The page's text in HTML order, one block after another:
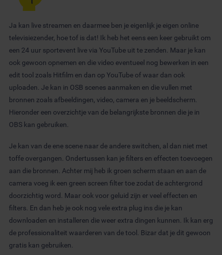
Ja kan live streamen en daarmee ben je eigenlijk je eigen online
televisiezender, hoe tof is dat! Ik heb het eens een keer gebruikt om
een 24 uur sportevent live via YouTube uit te zenden. Maar je kan
ook gewoon opnemen en die video eventueel nog bewerken in een
edit tool zoals Hitfilm en dan op YouTube of waar dan ook
uploaden. Je kan in OSB scenes aanmaken en die vullen met
bronnen zoals afbeeldingen, video, camera en je beeldscherm.
Hieronder een overzichtje van de belangrijkste bronnen die je in
OBS kan gebruiken.
Je kan van de ene scene naar de andere switchen, al dan niet met
toffe overgangen. Ondertussen kan je filters en effecten toevoegen
aan die bronnen. Achter mij heb ik groen scherm staan en aan de
camera voeg ik een green screen filter toe zodat de achtergrond
doorzichtig word. Maar ook voor geluid zijn er veel effecten en
filters. En dan heb je ook nog vele extra plug ins die je kan
downloaden en installeren die weer extra dingen kunnen. Ik kan erg
de professionaliteit waarderen van de tool. Bizar dat je dit gewoon
gratis kan gebruiken.